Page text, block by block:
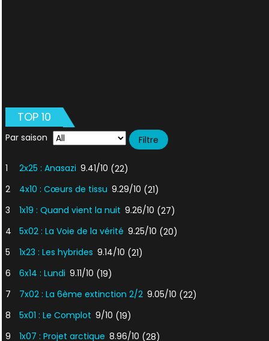
TOP 10
Par saison
1 2x25 : Anasazi 9.41/10 (22)
2
4x10 : Cœurs de tissu 9.29/10 (21)
3
1x19 : Quand vient la nuit 9.26/10 (27)
4
5x02 : La Voie de la vérité 9.25/10 (20)
5
1x23 : Les hybrides 9.14/10 (21)
6
6x14 : Lundi 9.11/10 (19)
7
7x02 : La 6ème extinction 2/2 9.05/10 (22)
8
5x01 : Le Complot 9/10 (19)
9
1x07 : Projet arctique 8.96/10 (28)